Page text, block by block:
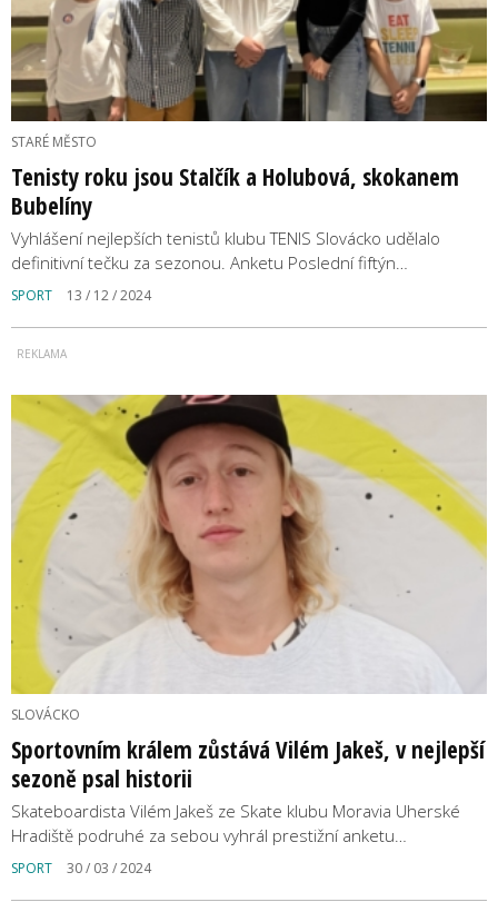
STARÉ MĚSTO
Tenisty roku jsou Stalčík a Holubová, skokanem
Bubelíny
Vyhlášení nejlepších tenistů klubu TENIS Slovácko udělalo
definitivní tečku za sezonou. Anketu Poslední fiftýn…
SPORT 13 / 12 / 2024
SLOVÁCKO
Sportovním králem zůstává Vilém Jakeš, v nejlepší
sezoně psal historii
Skateboardista Vilém Jakeš ze Skate klubu Moravia Uherské
Hradiště podruhé za sebou vyhrál prestižní anketu…
SPORT 30 / 03 / 2024